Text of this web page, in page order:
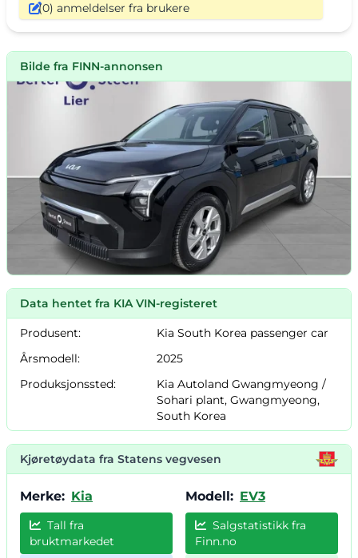
(0) anmeldelser fra brukere
Bilde fra FINN-annonsen
Data hentet fra KIA VIN-registeret
Produsent:
Kia South Korea passenger car
Årsmodell:
2025
Produksjonssted:
Kia Autoland Gwangmyeong /
Sohari plant, Gwangmyeong,
South Korea
Kjøretøydata fra Statens vegvesen
Merke: Kia
Tall fra
bruktmarkedet
Modell: EV3
Salgstatistikk fra
Finn.no